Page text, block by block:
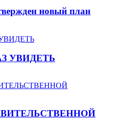
новый план
УВИДЕТЬ